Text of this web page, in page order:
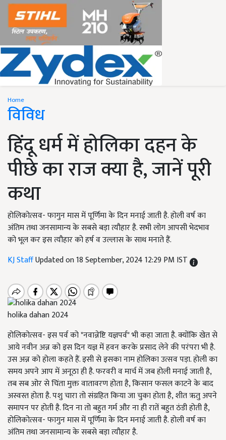
Home
विविध
हिंदू धर्म में होलिका दहन के
पीछे का राज क्या है, जानें पूरी
कथा
होलिकोत्सव- फागुन मास में पूर्णिमा के दिन मनाई जाती है. होली वर्ष का
अंतिम तथा जनसामान्य के सबसे बड़ा त्यौहार है. सभी लोग आपसी भेदभाव
को भूल कर इस त्यौहार को हर्ष व उल्लास के साथ मनाते हैं.
KJ StaffUpdated on 18 September, 2024 12:29 PM IST
holika dahan 2024
होलिकोत्सव- इस पर्व को "नवान्नेष्टि यज्ञपर्व" भी कहा जाता है. क्योंकि खेत से
आये नवीन अन्न को इस दिन यज्ञ में हवन करके प्रसाद लेने की परंपरा भी है.
उस अन्न को होला कहते हैं. इसी से इसका नाम होलिका उत्सव पड़ा. होली का
समय अपने आप में अनूठा ही है. फरवरी व मार्च में जब होली मनाई जाती है,
तब सब ओर से चिंता मुक्त वातावरण होता है, किसान फसल काटने के बाद
अस्वस्त होता है. पशु चारा तो संग्रहित किया जा चुका होता है, शीत ऋतु अपने
समापन पर होती है. दिन ना तो बहुत गर्म और ना ही रातें बहुत ठंडी होती है,
होलिकोत्सव- फागुन मास में पूर्णिमा के दिन मनाई जाती है. होली वर्ष का
अंतिम तथा जनसामान्य के सबसे बड़ा त्यौहार है.